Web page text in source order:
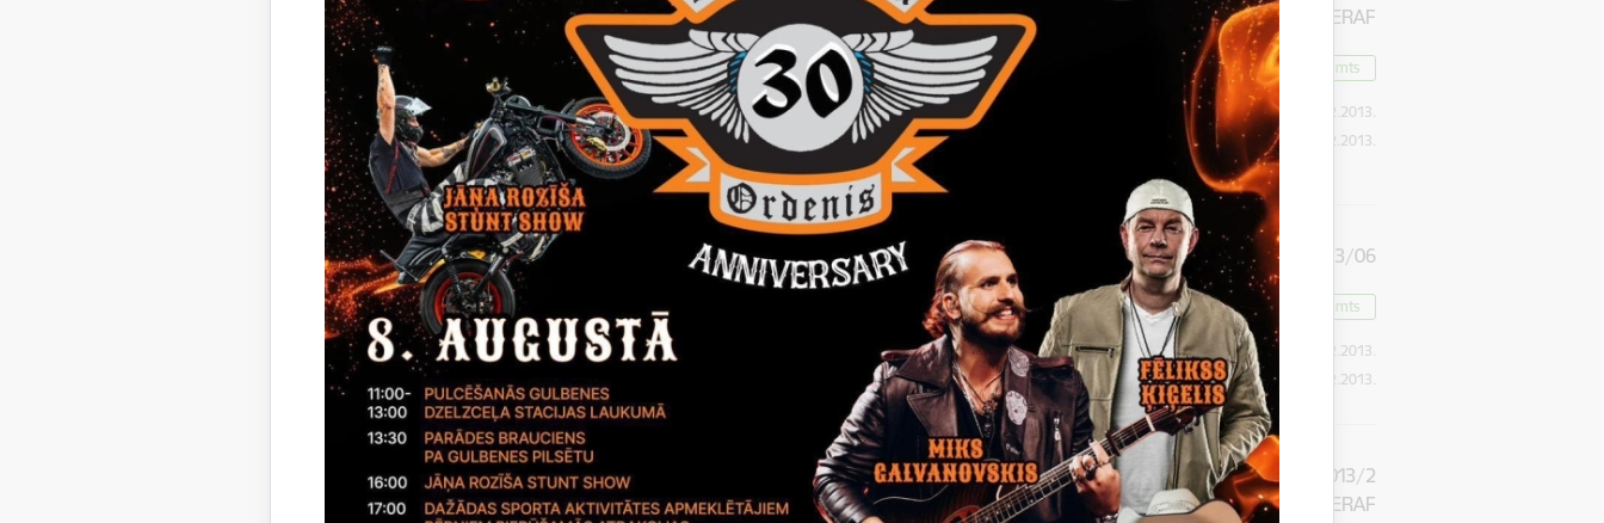
Tehniskā projekta izstrāde un autoruzraudzība ERAF līdzfinansētā
projekta „Ūdenssaimniecības infrastruktūras attīstība Gulbenes
novada Druvienas pagasta Druvienas ciemā” ietvaros
Piegādātājs / izpildītājs: SIA „LL Premium Designs"
Līgumsumma Ls 5297,00 bez pievienotās vērtības nodokļa
GNDPP 2013/2/ERAF
Lēmums pieņemts
Publikācijas datums:
22.02.2013.
Iesniegšanas datums
22.02.2013.
Degvielas iegāde Gulbenes novada pašvaldības vajadzībām GND-2013/06
Lēmums pieņemts
Publikācijas datums:
19.02.2013.
Iesniegšanas datums
19.02.2013.
Būvuzraudzība "Ūdenssaimniecības infrastruktūras attīstība
Gulbenes novada Galgauskas ciemā"
GNGPP /5056/ 2013/2
ERAF